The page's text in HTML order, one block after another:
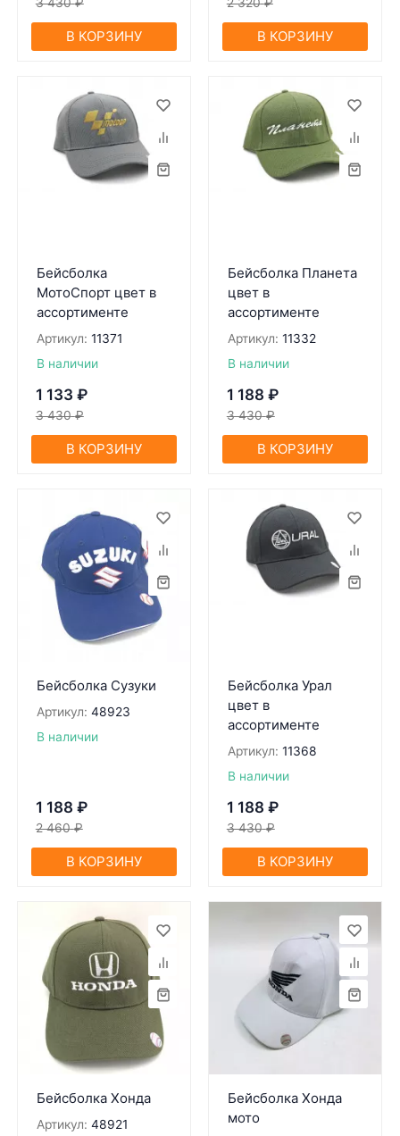
В КОРЗИНУ В КОРЗИНУ
Бейсболка
МотоСпорт цвет в
ассортименте
Артикул: 11371
В наличии
1 133 ₽
3 430 ₽
В КОРЗИНУ
Бейсболка Планета
цвет в
ассортименте
Артикул: 11332
В наличии
1 188 ₽
3 430 ₽
В КОРЗИНУ
Бейсболка Сузуки
Артикул: 48923
В наличии
1 188 ₽
2 460 ₽
В КОРЗИНУ
Бейсболка Урал
цвет в
ассортименте
Артикул: 11368
В наличии
1 188 ₽
3 430 ₽
В КОРЗИНУ
Бейсболка Хонда
Артикул: 48921
Бейсболка Хонда
мото